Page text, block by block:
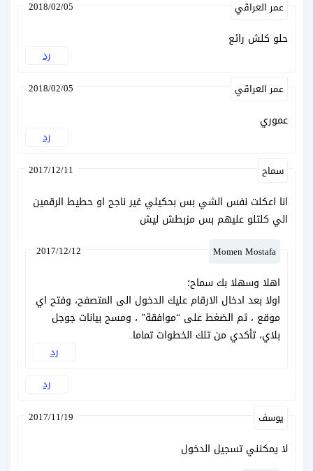
عمر العراقي 2018/02/05
حلو كلش رائع
رد
عمر العراقي 2018/02/05
عموري
رد
سماح 2017/12/11
انا اعكلت نفس الشي بس بحكيلي غير ناجح او حطيط الرقمين
الي كلتلو عليهم بس مزبطش ليش
رد
Momen Mostafa
2017/12/12
اهلا وسهلا بك سماح؛
اولا بعد ادخال الارقام عليك الدخول الى المتصفح، وفتح اي
موقع ، ثم الضغط على “موافقة” ، ومسح بيانات جوجل
بلاي، تأكدي من تلك الخطوات تماما.
رد
يوسف 2017/11/19
لا يمكنني تسجيل الدخول